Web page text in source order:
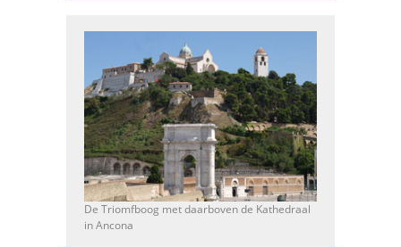
De Triomfboog met daarboven de Kathedraal
in Ancona